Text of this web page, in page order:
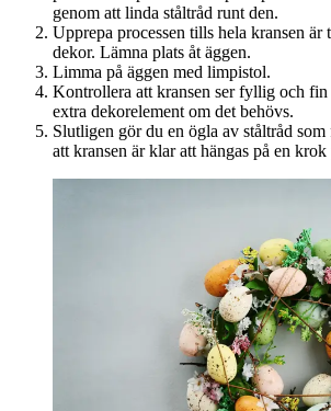
genom att linda ståltråd runt den.
Upprepa processen tills hela kransen är
dekor. Lämna plats åt äggen.
Limma på äggen med limpistol.
Kontrollera att kransen ser fyllig och
extra dekorelement om det behövs.
Slutligen gör du en ögla av ståltråd som
att kransen är klar att hängas på en krok